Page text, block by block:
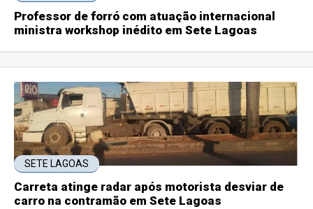
Professor de forró com atuação internacional
ministra workshop inédito em Sete Lagoas
SETE LAGOAS
Carreta atinge radar após motorista desviar de
carro na contramão em Sete Lagoas